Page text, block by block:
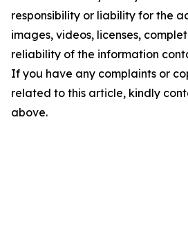
responsibility or liability for the
images, videos, licenses,
reliability of the information
If you have any complaints or
related to this article, kindly
above.